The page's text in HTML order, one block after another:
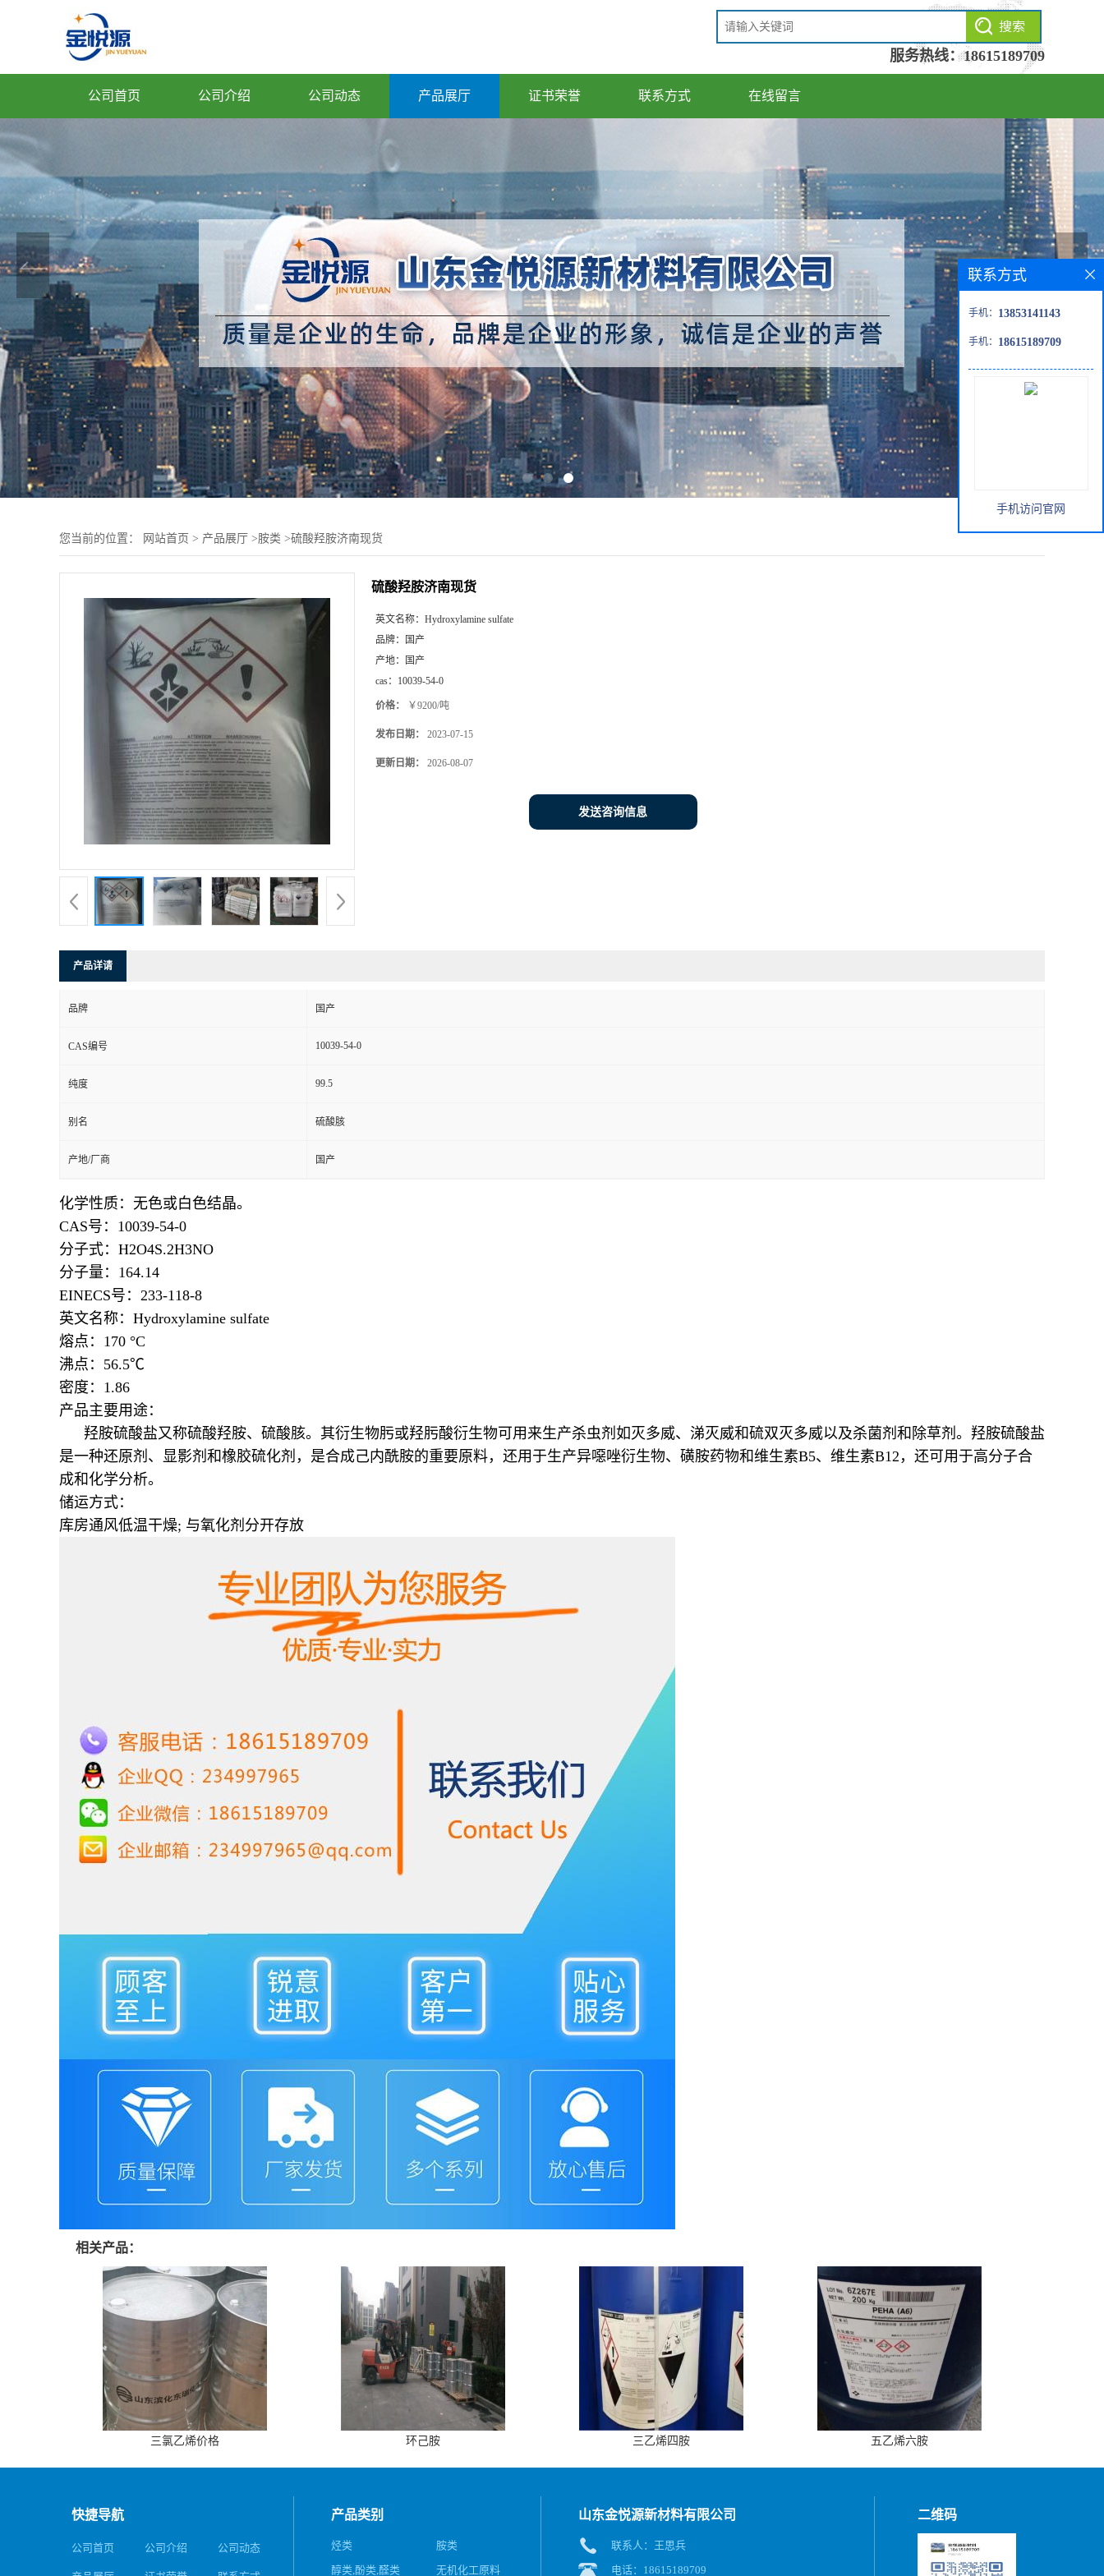
服务热线：18615189709
公司首页 公司介绍 公司动态 产品展厅 证书荣誉 联系方式 在线留言
您当前的位置： 网站首页 > 产品展厅 >胺类 >硫酸羟胺济南现货
硫酸羟胺济南现货
英文名称： Hydroxylamine sulfate
品牌：
国产
产地：
国产
cas： 10039-54-0
价格： ￥9200/吨
发布日期： 2023-07-15
更新日期： 2026-08-07
发送咨询信息
产品详请
品牌 国产
CAS编号 10039-54-0
纯度 99.5
别名 硫酸胲
产地/厂商 国产
化学性质： 无色或白色结晶。
CAS号：10039-54-0
分子式：H2O4S.2H3NO
分子量：164.14
EINECS号：233-118-8
英文名称：Hydroxylamine sulfate
熔点： 170 °C
沸点： 56.5℃
密度： 1.86
产品主要用途：
羟胺硫酸盐又称硫酸羟胺、硫酸胲。其衍生物肟或羟肟酸衍生物可用来生产杀虫剂如灭多威、涕灭威和硫双灭多威以及杀菌剂和除草剂。羟胺硫酸盐
是一种还原剂、显影剂和橡胶硫化剂，是合成己内酰胺的重要原料，还用于生产异噁唑衍生物、磺胺药物和维生素B5、维生素B12，还可用于高分子合
成和化学分析。
储运方式：
库房通风低温干燥; 与氧化剂分开存放
相关产品：
三氯乙烯价格 环己胺 三乙烯四胺 五乙烯六胺
联系方式
手机： 13853141143
手机： 18615189709
手机访问官网
快捷导航
公司首页 公司介绍 公司动态
产品类别
烃类
胺类
醇类,酚类,醛类
无机化工原料
山东金悦源新材料有限公司
联系人：王思兵
电话：18615189709
二维码